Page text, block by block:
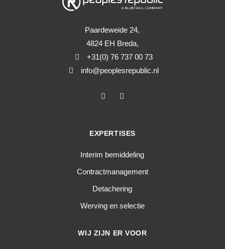
Paardeweide 24,
4824 EH Breda,
+31(0) 76 737 00 73
info@peoplesrepublic.nl
EXPERTISES
Interim bemiddeling
Contractmanagement
Detachering
Werving en selectie
WIJ ZIJN ER VOOR